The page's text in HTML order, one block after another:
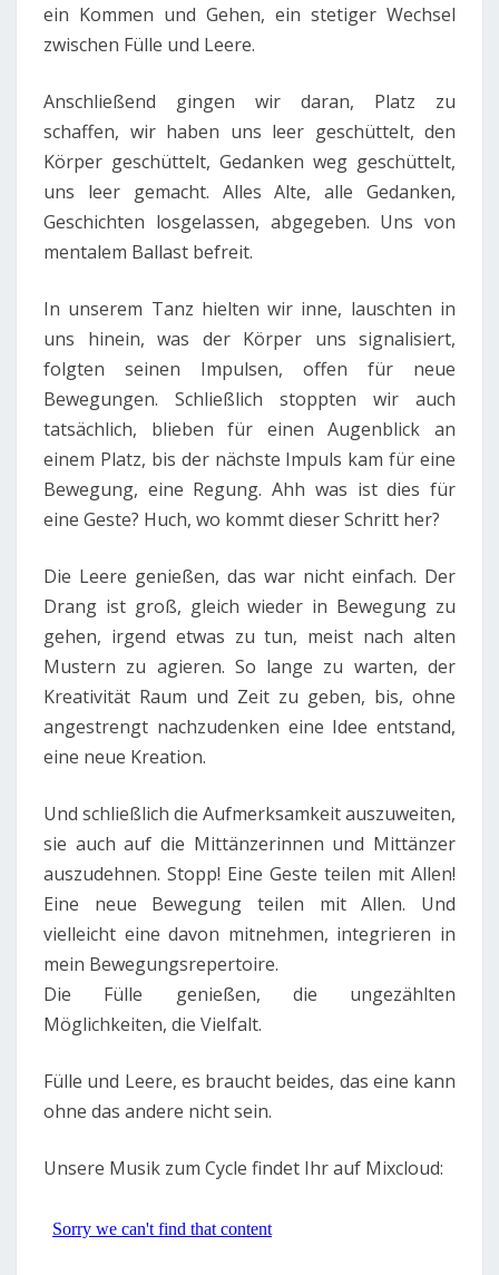
ein Kommen und Gehen, ein stetiger Wechsel
zwischen Fülle und Leere.
Anschließend gingen wir daran, Platz zu
schaffen, wir haben uns leer geschüttelt, den
Körper geschüttelt, Gedanken weg geschüttelt,
uns leer gemacht. Alles Alte, alle Gedanken,
Geschichten losgelassen, abgegeben. Uns von
mentalem Ballast befreit.
In unserem Tanz hielten wir inne, lauschten in
uns hinein, was der Körper uns signalisiert,
folgten seinen Impulsen, offen für neue
Bewegungen. Schließlich stoppten wir auch
tatsächlich, blieben für einen Augenblick an
einem Platz, bis der nächste Impuls kam für eine
Bewegung, eine Regung. Ahh was ist dies für
eine Geste? Huch, wo kommt dieser Schritt her?
Die Leere genießen, das war nicht einfach. Der
Drang ist groß, gleich wieder in Bewegung zu
gehen, irgend etwas zu tun, meist nach alten
Mustern zu agieren. So lange zu warten, der
Kreativität Raum und Zeit zu geben, bis, ohne
angestrengt nachzudenken eine Idee entstand,
eine neue Kreation.
Und schließlich die Aufmerksamkeit auszuweiten,
sie auch auf die Mittänzerinnen und Mittänzer
auszudehnen. Stopp! Eine Geste teilen mit Allen!
Eine neue Bewegung teilen mit Allen. Und
vielleicht eine davon mitnehmen, integrieren in
mein Bewegungsrepertoire.
Die Fülle genießen, die ungezählten
Möglichkeiten, die Vielfalt.
Fülle und Leere, es braucht beides, das eine kann
ohne das andere nicht sein.
Unsere Musik zum Cycle findet Ihr auf Mixcloud: